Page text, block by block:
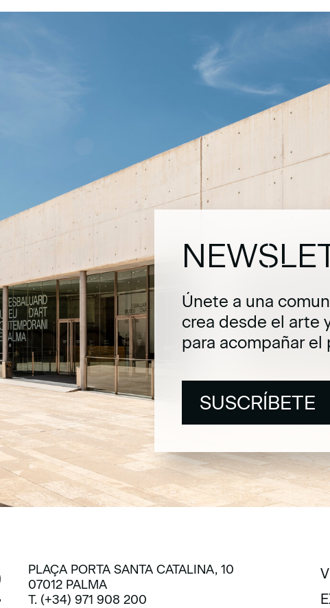
Únete a una
crea desde el arte
para acompañar
SUSCRÍBETE
PLAÇA PORTA SANTA CATALINA, 10
07012 PALMA
T. (+34) 971 908 200